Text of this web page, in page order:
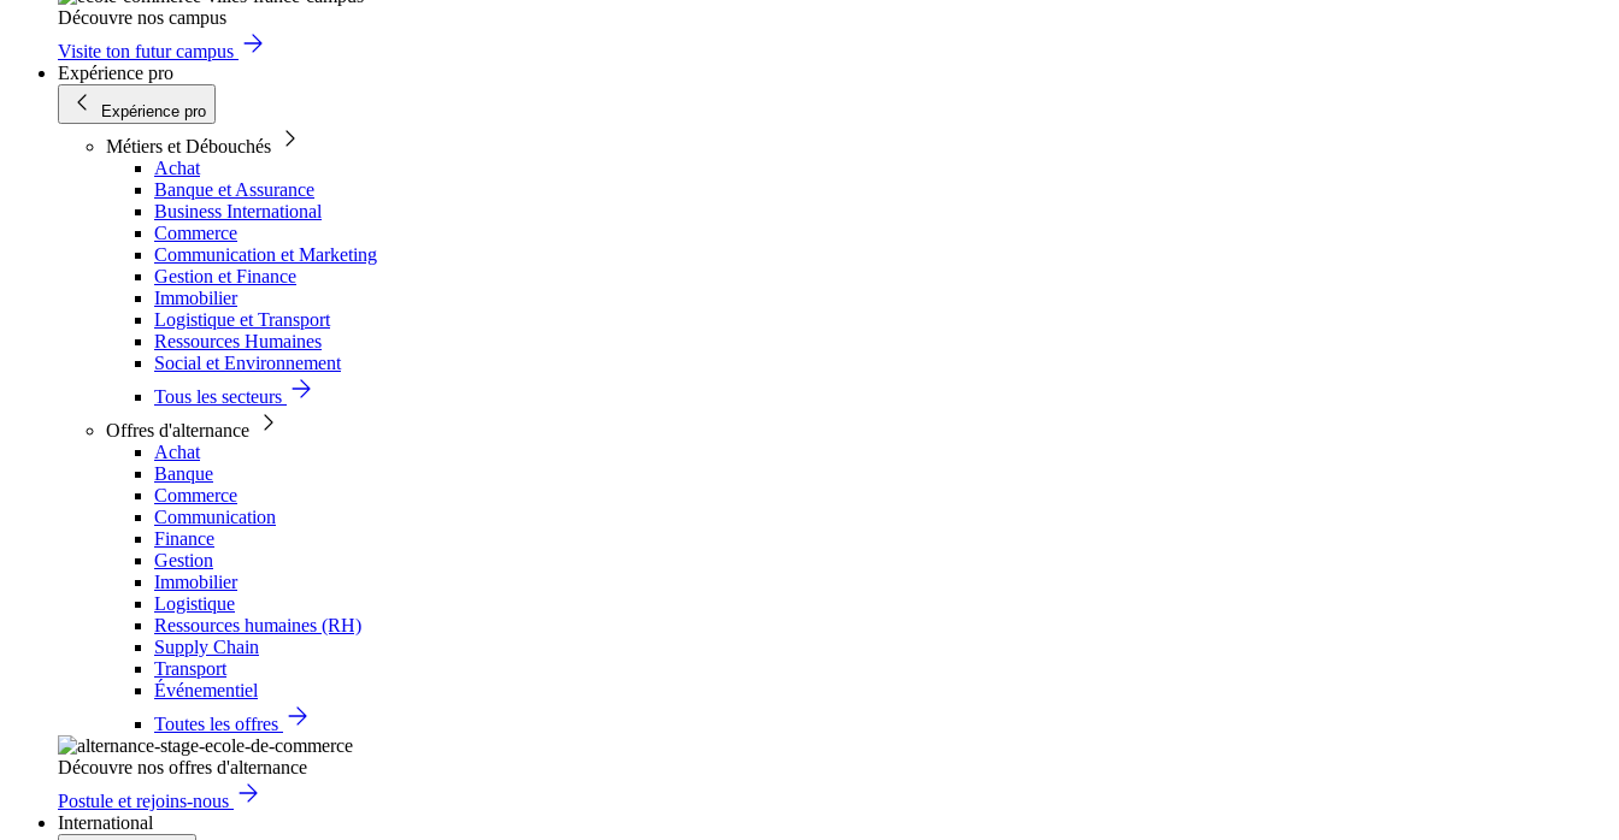
Découvre nos campus
Visite ton futur campus
Expérience pro
Expérience pro
Métiers et Débouchés
Achat
Banque et Assurance
Business International
Commerce
Communication et Marketing
Gestion et Finance
Immobilier
Logistique et Transport
Ressources Humaines
Social et Environnement
Tous les secteurs
Offres d'alternance
Achat
Banque
Commerce
Communication
Finance
Gestion
Immobilier
Logistique
Ressources humaines (RH)
Supply Chain
Transport
Événementiel
Toutes les offres
Découvre nos offres d'alternance
Postule et rejoins-nous
International